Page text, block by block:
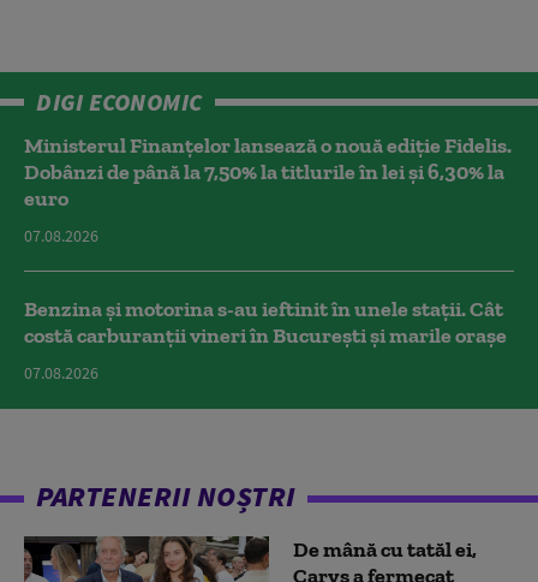
DIGI ECONOMIC
Ministerul Finanțelor lansează o nouă ediție Fidelis.
Dobânzi de până la 7,50% la titlurile în lei și 6,30% la
euro
07.08.2026
Benzina și motorina s-au ieftinit în unele stații. Cât
costă carburanții vineri în București și marile orașe
07.08.2026
PARTENERII NOȘTRI
De mână cu tatăl ei,
Carys a fermecat